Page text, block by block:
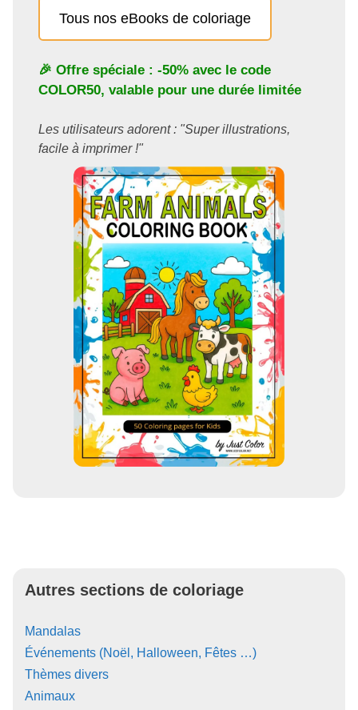
Tous nos eBooks de coloriage
🎉 Offre spéciale : -50% avec le code
COLOR50, valable pour une durée limitée
Les utilisateurs adorent : "Super illustrations,
facile à imprimer !"
Autres sections de coloriage
Mandalas
Événements (Noël, Halloween, Fêtes …)
Thèmes divers
Animaux